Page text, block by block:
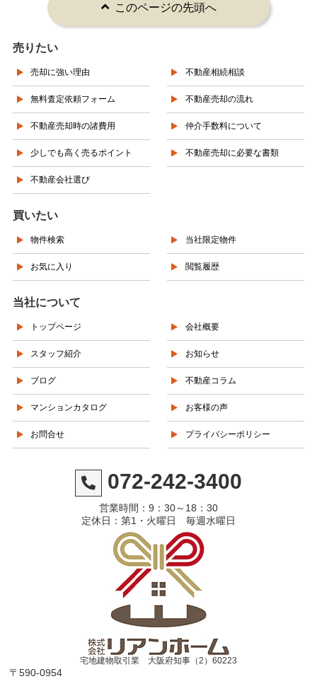
このページの先頭へ
売りたい
売却に強い理由 不動産相続相談
無料査定依頼フォーム 不動産売却の流れ
不動産売却時の諸費用 仲介手数料について
少しでも高く売るポイント 不動産売却に必要な書類
不動産会社選び
買いたい
物件検索 当社限定物件
お気に入り 閲覧履歴
当社について
トップページ 会社概要
スタッフ紹介 お知らせ
ブログ 不動産コラム
マンションカタログ お客様の声
お問合せ プライバシーポリシー
072-242-3400
営業時間：9：30～18：30
定休日：第1・火曜日 毎週水曜日
宅地建物取引業 大阪府知事（2）60223
〒590-0954